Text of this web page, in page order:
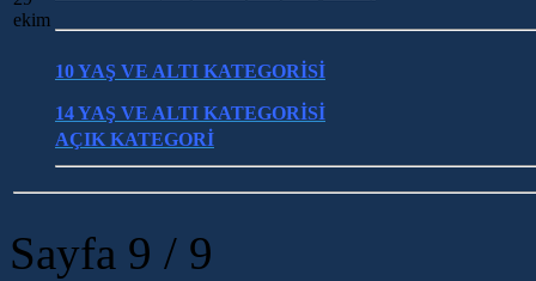
10 YAŞ VE ALTI KATEGORİSİ
14 YAŞ VE ALTI KATEGORİSİ
AÇIK KATEGORİ
Sayfa 9 / 9